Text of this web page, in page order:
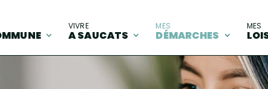
VIVRE
A SAUCATS
MES
DÉMARCHES
MES